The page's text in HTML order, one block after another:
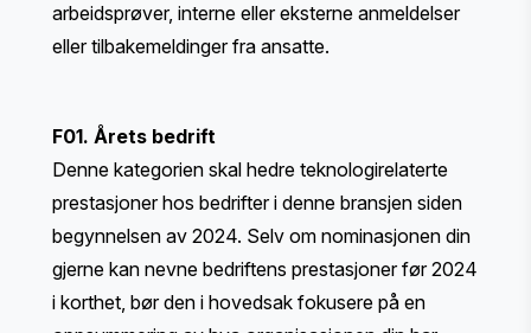
arbeidsprøver, interne eller eksterne anmeldelser
eller tilbakemeldinger fra ansatte.
F01. Årets bedrift
Denne kategorien skal hedre teknologirelaterte
prestasjoner hos bedrifter i denne bransjen siden
begynnelsen av 2024. Selv om nominasjonen din
gjerne kan nevne bedriftens prestasjoner før 2024
i korthet, bør den i hovedsak fokusere på en